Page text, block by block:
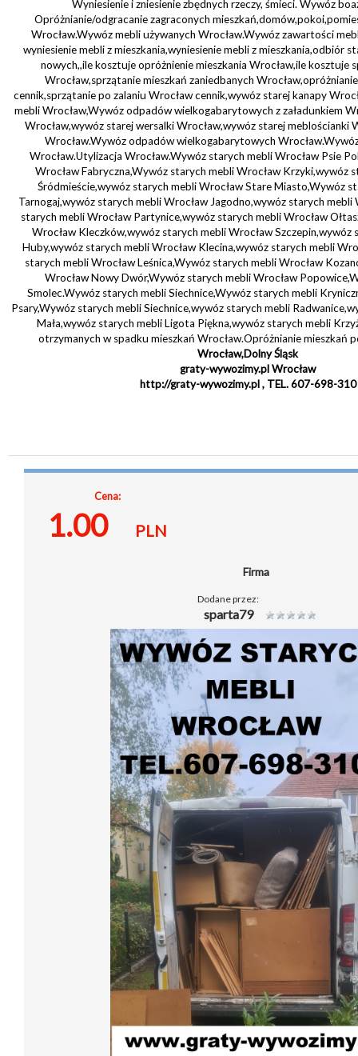
Wyniesienie i zniesienie zbędnych rzeczy, śmieci. Wywóz
Opróżnianie/odgracanie zagraconych
Wrocław.Wywóz mebli używanych Wrocław.Wywóz zawartości
wyniesienie mebli z mieszkania,wyniesienie mebli z mieszkania,odbiór
nowych,,ile kosztuje opróżnienie mieszkania Wrocław,ile kosztuje
Wrocław,sprzątanie mieszkań zaniedbanych
cennik,sprzątanie po zalaniu Wrocław cennik,wywóz starej kanapy
mebli Wrocław,Wywóz odpadów wielkogabarytowych z załadunkiem
Wrocław,wywóz starej wersalki Wrocław,wywóz starej meblościanki
Wrocław.Wywóz odpadów wielkogabarytowych
Wrocław.Utylizacja Wrocław.Wywóz starych mebli Wrocław Psie
Wrocław Fabryczna,Wywóz starych mebli Wrocław Krzyki,wywóz
Śródmieście,wywóz starych mebli Wrocław Stare Miasto,Wywóz
Tarnogaj,wywóz starych mebli Wrocław Jagodno,wywóz starych mebli
starych mebli Wrocław Partynice,wywóz starych mebli Wrocław
Wrocław Kleczków,wywóz starych mebli Wrocław Szczepin,wywóz
Huby,wywóz starych mebli Wrocław Klecina,wywóz starych mebli
starych mebli Wrocław Leśnica,Wywóz starych mebli Wrocław
Wrocław Nowy Dwór,Wywóz starych mebli Wrocław
Smolec.Wywóz starych mebli Siechnice,Wywóz starych mebli
Psary,Wywóz starych mebli Siechnice,wywóz starych mebli
Mała,wywóz starych mebli Ligota Piękna,wywóz starych mebli
otrzymanych w spadku mieszkań Wrocław.Opróżnianie mieszkań
Wrocław,Dolny Śląsk
graty-wywozimy.pl Wrocław
http://graty-wywozimy.pl , TEL. 607-698-310
Cena:
1.00 PLN
Firma
Dodane przez:
sparta79